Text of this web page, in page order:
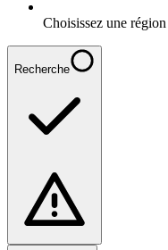
Choisissez une région
Recherche